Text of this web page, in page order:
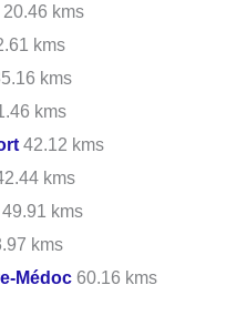
20.46 kms
kms
kms
kms
42.12 kms
kms
49.91 kms
kms
Médoc 60.16 kms